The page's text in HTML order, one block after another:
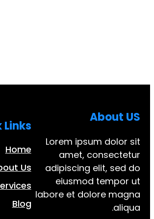
About US
Lorem ipsum dolor sit
amet, consectetur
adipiscing elit, sed do
eiusmod tempor ut
labore et dolore magna
aliqua.
Links
Home
Us
Blog